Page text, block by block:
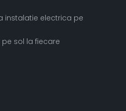
electrica pe
sol la fiecare